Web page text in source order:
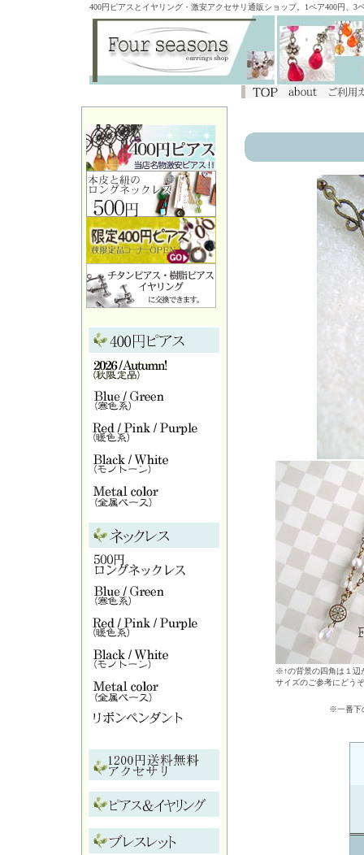
400円ピアスとイヤリング・激安アクセサリ通販ショップ。1ペア400円、
※↑の背景の四角は１辺
サイズのご参考にどう
※一番下